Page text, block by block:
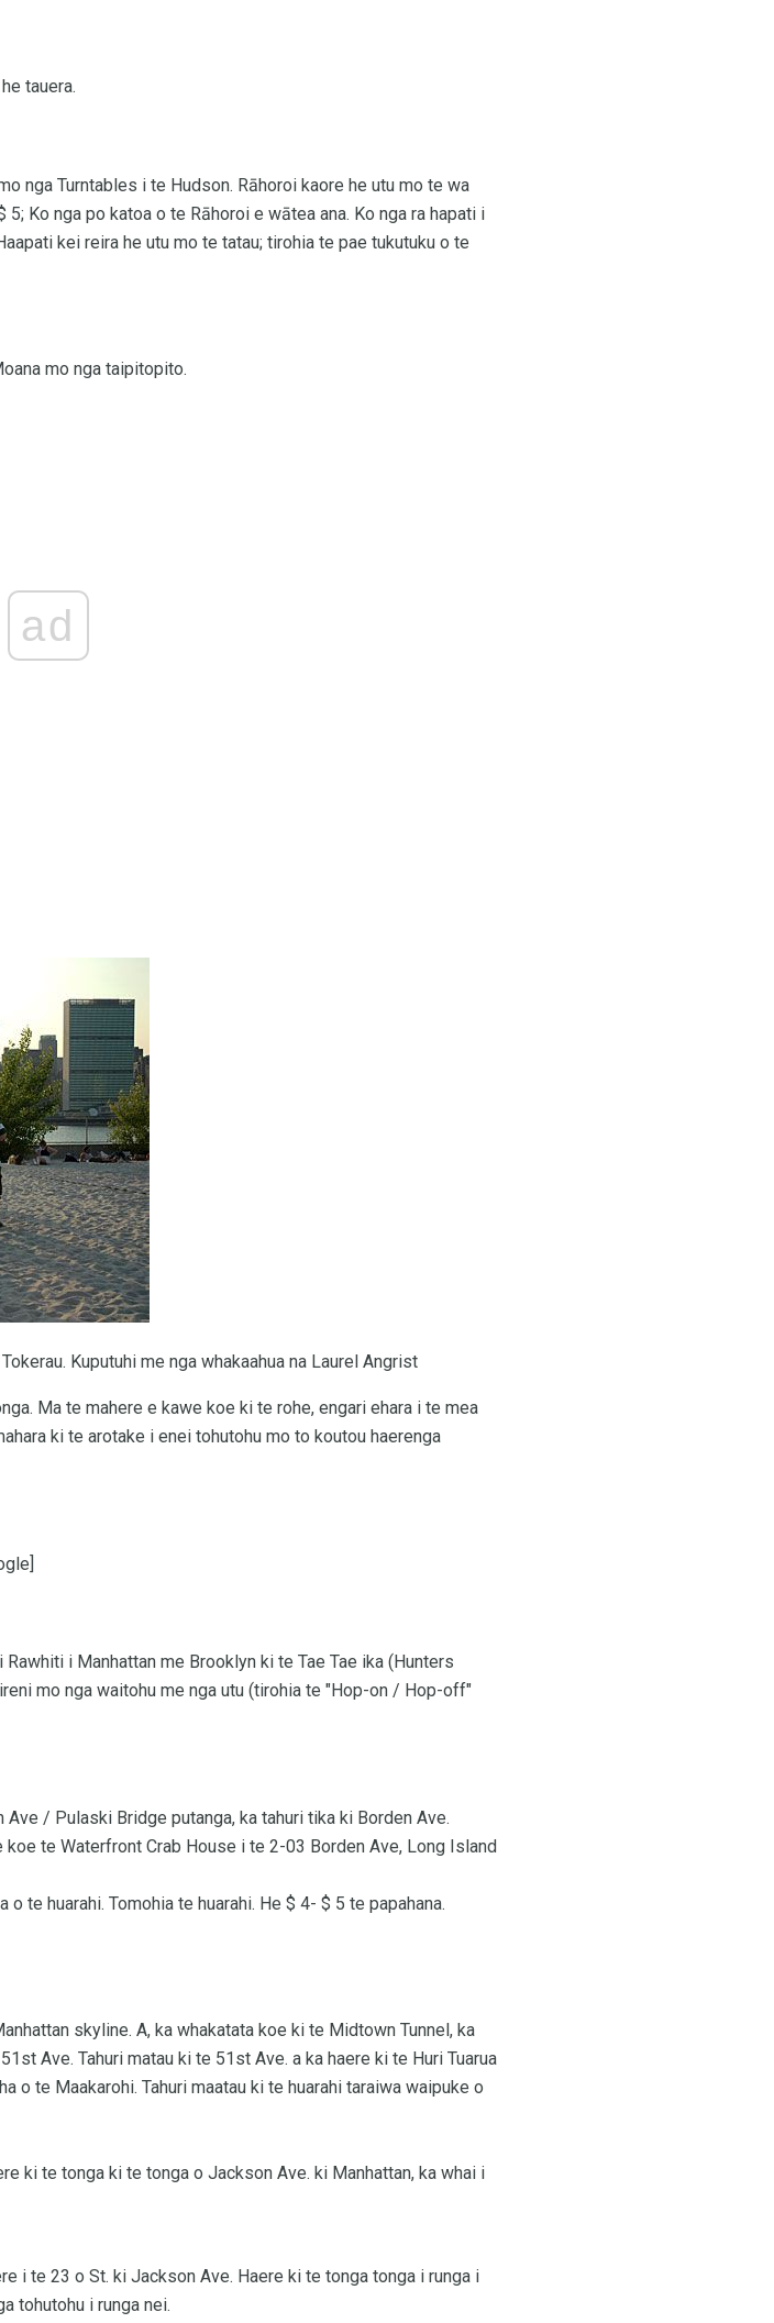
tauera.
nga Turntables i te Hudson. Rāhoroi kaore he utu mo te wa
Ko nga po katoa o te Rāhoroi e wātea ana. Ko nga ra hapati i
kei reira he utu mo te tatau; tirohia te pae tukutuku o te
mo nga taipitopito.
ad
Kuputuhi me nga whakaahua na Laurel Angrist
Ma te mahere e kawe koe ki te rohe, engari ehara i te mea
ki te arotake i enei tohutohu mo to koutou haerenga
i Manhattan me Brooklyn ki te Tae Tae ika (Hunters
mo nga waitohu me nga utu (tirohia te "Hop-on / Hop-off"
Ave / Pulaski Bridge putanga, ka tahuri tika ki Borden Ave.
koe te Waterfront Crab House i te 2-03 Borden Ave, Long Island
te huarahi. Tomohia te huarahi. He $ 4- $ 5 te papahana.
skyline. A, ka whakatata koe ki te Midtown Tunnel, ka
Ave. Tahuri matau ki te 51st Ave. a ka haere ki te Huri Tuarua
o te Maakarohi. Tahuri maatau ki te huarahi taraiwa waipuke o
ki te tonga ki te tonga o Jackson Ave. ki Manhattan, ka whai i
i te 23 o St. ki Jackson Ave. Haere ki te tonga tonga i runga i
tohutohu i runga nei.